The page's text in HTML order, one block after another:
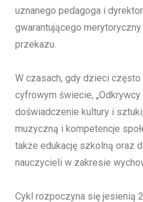
uznanego pedagoga i
gwarantującego
przekazu.
W czasach, gdy dzieci
cyfrowym świecie,
doświadczenie kultury i
muzyczną i kompetencje
także edukację szkolną oraz
nauczycieli w zakresie
Cykl rozpoczyna się jesienią